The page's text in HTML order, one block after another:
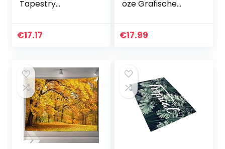
Tapestry
Wanddoek
€17.17
oze Grafische
Bloemen Lijn
€17.99